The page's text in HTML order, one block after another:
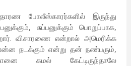
போலீஸ்காரர்களில் இருந்து
சுப்பனுக்கும் பொறுப்பாக,
விசாரணை என்றால் அமெரிக்க
நடக்கும் என்று தன் நண்பரும்,
கமல் கேட்டிருந்தாலே